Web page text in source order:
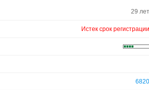
29 лет
Истек срок регистрации
6820